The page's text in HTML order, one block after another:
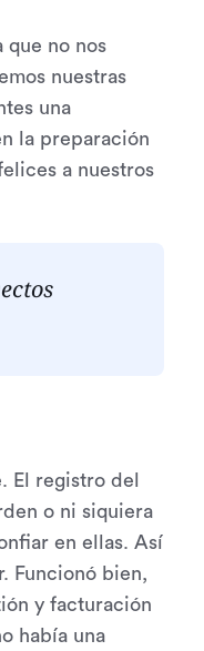
que no nos
nuestras
una
la preparación
a nuestros
El registro del
o ni siquiera
en ellas. Así
Funcionó bien,
y facturación
había una